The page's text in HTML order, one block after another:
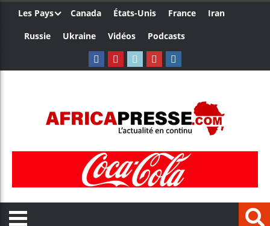
Les Pays Canada États-Unis France
Iran
Russie
Ukraine Vidéos Podcasts